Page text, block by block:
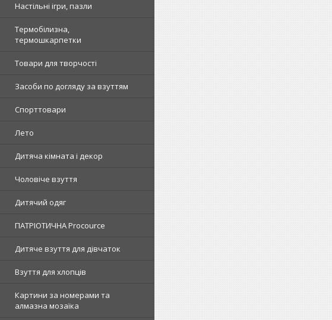
Настільні ігри, пазли
Термобілизна,
термошкарпетки
Товари для творчості
Засоби по догляду за взуттям
Спорттовари
Лето
Дитяча кімната і декор
Чоловіче взуття
Дитячий одяг
ПАТРІОТИЧНА Procource
Дитяче взуття для дівчаток
Взуття для хлопців
Картини за номерами та
алмазна мозаїка